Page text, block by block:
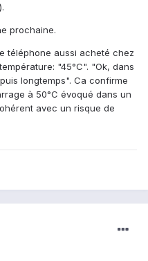
prochaine.
téléphone aussi acheté chez
"45°C". "Ok, dans
longtemps". Ca confirme
à 50°C évoqué dans un
avec un risque de